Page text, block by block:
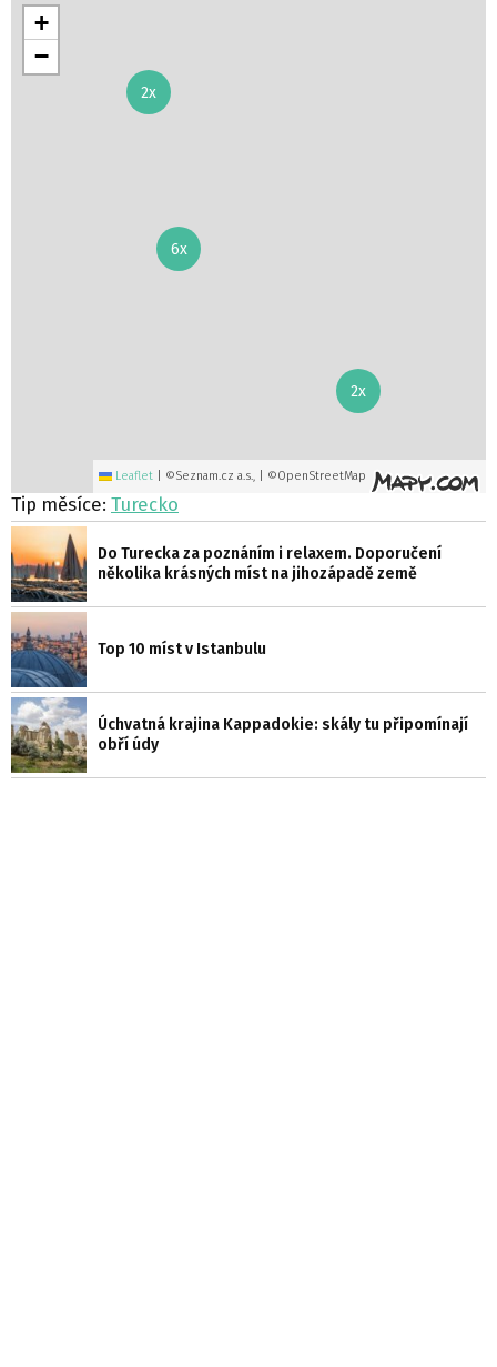
2x
2x
6x
+
−
Leaflet ©Seznam.cz a.s., | ©OpenStreetMap
Tip měsíce: Turecko
Do Turecka za poznáním i relaxem. Doporučení
několika krásných míst na jihozápadě země
Top 10 míst v Istanbulu
Úchvatná krajina Kappadokie: skály tu připomínají
obří údy